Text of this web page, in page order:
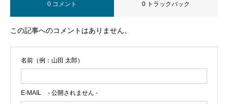
0 コメント 0 トラックバック
この記事へのコメントはありません。
名前（例：山田 太郎）
E-MAIL - 公開されません -